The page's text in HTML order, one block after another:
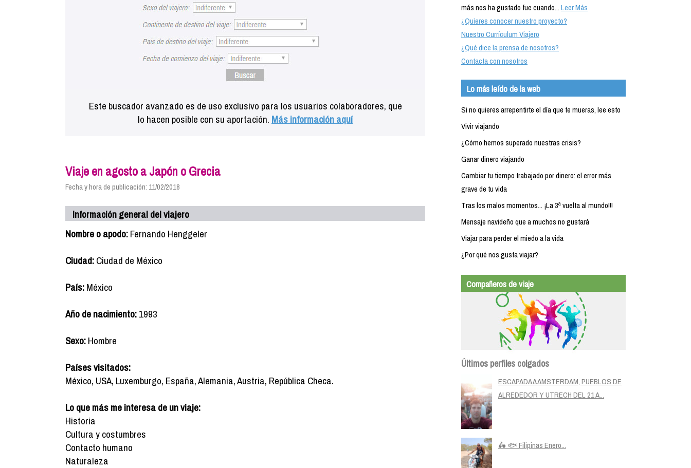
Este buscador avanzado es de uso exclusivo para los usuarios colaboradores, que
lo hacen posible con su aportación. Más información aquí
Viaje en agosto a Japón o Grecia
Fecha y hora de publicación: 11/02/2018
Información general del viajero
Nombre o apodo:Fernando Henggeler
Ciudad:Ciudad de México
País:México
Año de nacimiento:1993
Sexo:Hombre
Países visitados:
México, USA, Luxemburgo, España, Alemania, Austria, República Checa.
Lo que más me interesa de un viaje:
Historia
Cultura y costumbres
Contacto humano
Naturaleza
más nos ha gustado fue cuando...Leer Más
¿Quieres conocer nuestro proyecto?
Nuestro Currículum Viajero
¿Qué dice la prensa de nosotros?
Contacta con nosotros
Lo más leído de la web
Si no quieres arrepentirte el día que te mueras, lee esto
Vivir viajando
¿Cómo hemos superado nuestras crisis?
Ganar dinero viajando
Cambiar tu tiempo trabajado por dinero: el error más
grave de tu vida
Tras los malos momentos... ¡La 3ª vuelta al mundo!!!
Mensaje navideño que a muchos no gustará
Viajar para perder el miedo a la vida
¿Por qué nos gusta viajar?
Compañeros de viaje
Últimos perfiles colgados
ESCAPADA A AMSTERDAM, PUEBLOS DE
ALREDEDOR Y UTRECH DEL 21 A...
🛵 🐟 Filipinas Enero...